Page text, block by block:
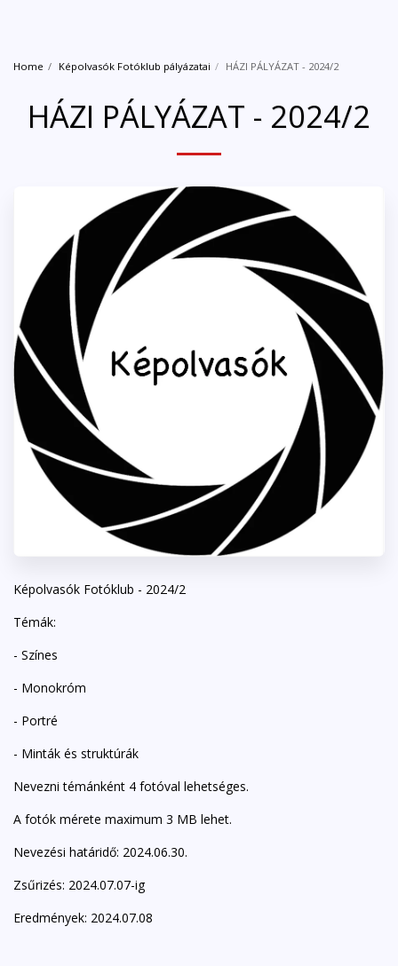
Home Képolvasók Fotóklub pályázatai HÁZI PÁLYÁZAT - 2024/2
HÁZI PÁLYÁZAT - 2024/2
Képolvasók Fotóklub - 2024/2
Témák:
- Színes
- Monokróm
- Portré
- Minták és struktúrák
Nevezni témánként 4 fotóval lehetséges.
A fotók mérete maximum 3 MB lehet.
Nevezési határidő: 2024.06.30.
Zsűrizés: 2024.07.07-ig
Eredmények: 2024.07.08